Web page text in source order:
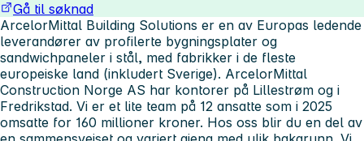
Gå til søknad
ArcelorMittal Building Solutions er en av Europas ledende
leverandører av profilerte bygningsplater og
sandwichpaneler i stål, med fabrikker i de fleste
europeiske land (inkludert Sverige). ArcelorMittal
Construction Norge AS har kontorer på Lillestrøm og i
Fredrikstad. Vi er et lite team på 12 ansatte som i 2025
omsatte for 160 millioner kroner. Hos oss blir du en del av